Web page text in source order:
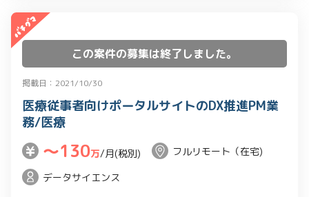
この案件の募集は終了しました。
掲載日：2021/10/30
医療従事者向けポータルサイトのDX推進PM業
務/医療
〜130万/月(税別)
フルリモート（在宅)
データサイエンス